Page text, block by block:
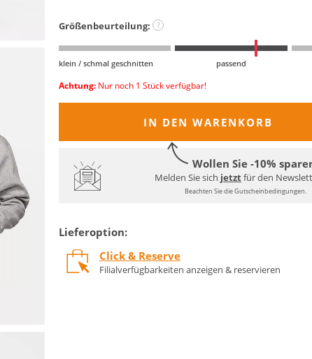
Größenbeurteilung: ?
klein / schmal geschnitten passend
Achtung: Nur noch 1 Stück verfügbar!
IN DEN WARENKORB
Wollen Sie -10%
Melden Sie sich jetztfür den
Beachten Sie die Gutscheinbedingungen.
Lieferoption:
Click & Reserve
Filialverfügbarkeiten anzeigen & reservieren